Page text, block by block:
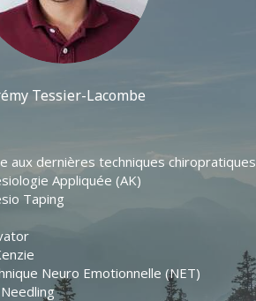
Tessier-Lacombe
aux dernières techniques chiropratiques
Appliquée (AK)
Taping
Neuro Emotionnelle (NET)